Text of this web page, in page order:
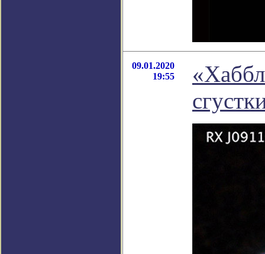
09.01.2020
19:55